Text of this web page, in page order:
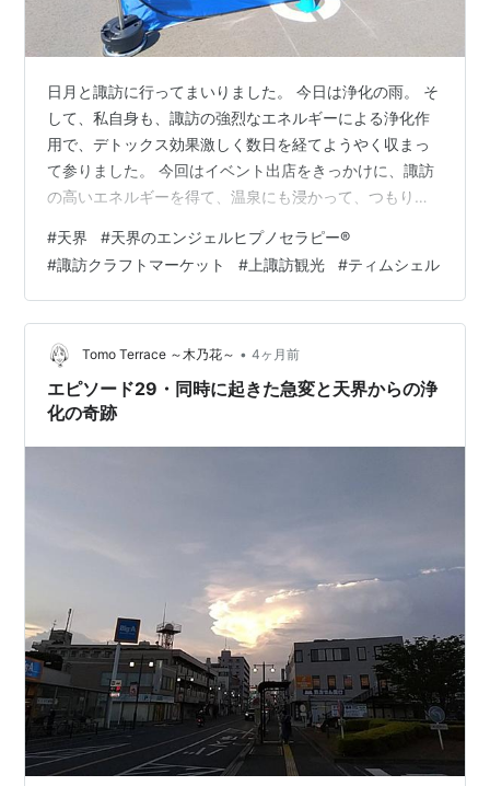
日月と諏訪に行ってまいりました。 今日は浄化の雨。 そ
して、私自身も、諏訪の強烈なエネルギーによる浄化作
用で、デトックス効果激しく数日を経てようやく収まっ
て参りました。 今回はイベント出店をきっかけに、諏訪
の高いエネルギーを得て、温泉にも浸かって、つもりに
をするという大きな意味がございました。 諏訪滞在一日
目の諏訪ステーションパークでの諏訪クラフトマーケッ
トでは、途中強風や冷やかしの難もありましたが、ご縁
のありました方々との出会いを楽しむことができまし
た。心より感謝申し上げます。 Timshel！ 天界のギフト
としか思えないくらいの庶民価格で、…
#天界 #天界のエンジェルヒプノセラピー®
#諏訪クラフトマーケット # 上諏訪観光 #ティムシェル
Tomo Terrace ～木乃花～ • 4ヶ月前
エピソード29・同時に起きた急変と天界からの浄
化の奇跡